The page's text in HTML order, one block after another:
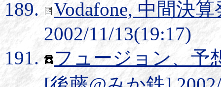
Vodafone, 中間決算
2002/11/13(19:17)
フュージョン、予